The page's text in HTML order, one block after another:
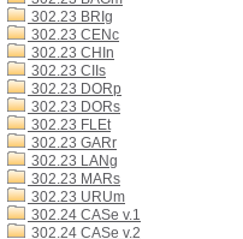
302.23 BRIg
302.23 CENc
302.23 CHIn
302.23 CIIs
302.23 DORp
302.23 DORs
302.23 FLEt
302.23 GARr
302.23 LANg
302.23 MARs
302.23 URUm
302.24 CASe v.1
302.24 CASe v.2